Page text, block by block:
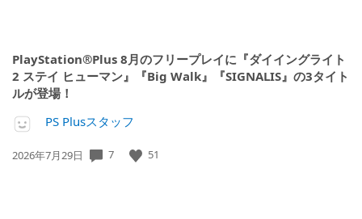
PlayStation®Plus 8月のフリープレイに『ダイイングライト
2 ステイ ヒューマン』『Big Walk』『SIGNALIS』の3タイト
ルが登場！
PS Plusスタッフ
公
2026年7月29日 7 51